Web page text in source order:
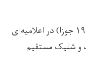
اين سازمان شام امروز (سه‌شنبه، ۱۹ جوزا) در اعلامیه‌ای
و شلیک مستقیم